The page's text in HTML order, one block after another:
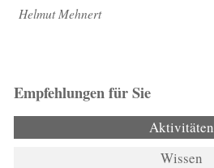
Helmut Mehnert
Empfehlungen für Sie
Aktivitäten
Wissen